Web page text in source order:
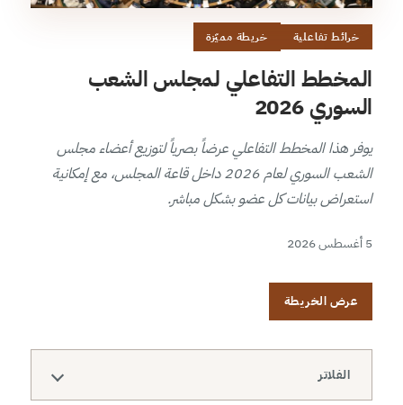
خرائط تفاعلية خريطة مميّزة
المخطط التفاعلي لمجلس الشعب
السوري 2026
يوفر هذا المخطط التفاعلي عرضاً بصرياً لتوزيع أعضاء مجلس
الشعب السوري لعام 2026 داخل قاعة المجلس، مع إمكانية
استعراض بيانات كل عضو بشكل مباشر.
5 أغسطس 2026
عرض الخريطة
الفلاتر